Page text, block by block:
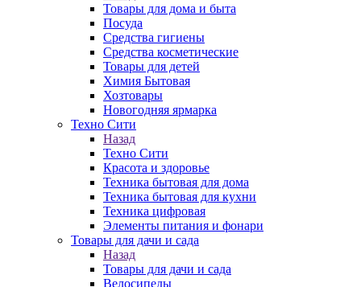
Товары для дома и быта
Посуда
Средства гигиены
Средства косметические
Товары для детей
Химия Бытовая
Хозтовары
Новогодняя ярмарка
Техно Сити
Назад
Техно Сити
Красота и здоровье
Техника бытовая для дома
Техника бытовая для кухни
Техника цифровая
Элементы питания и фонари
Товары для дачи и сада
Назад
Товары для дачи и сада
Велосипеды